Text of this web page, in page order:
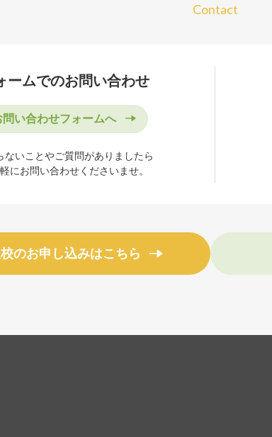
Contact
ームでのお問い合わせ
問い合わせフォームへ
ないことやご質問がありましたら
にお問い合わせくださいませ。
のお申し込みはこちら